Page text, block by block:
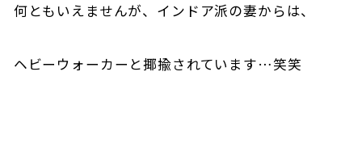
何ともいえませんが、インドア派の妻からは、
ヘビーウォーカーと揶揄されています…笑笑